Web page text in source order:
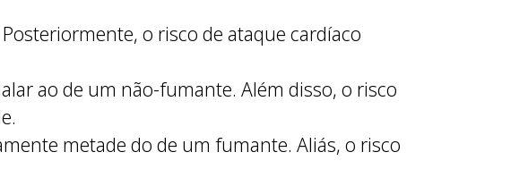
o risco de ataque cardíaco
ao de um não-fumante. Além disso, o risco
metade do de um fumante. Aliás, o risco